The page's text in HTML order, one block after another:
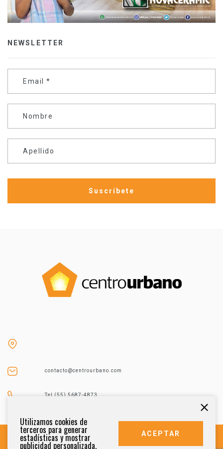
NEWSLETTER
Email *
Nombre
Apellido
contacto@centrourbano.com
Tel (55) 5687-4873
Utilizamos cookies de
terceros para generar
estadísticas y mostrar
publicidad personalizada.
ACEPTAR